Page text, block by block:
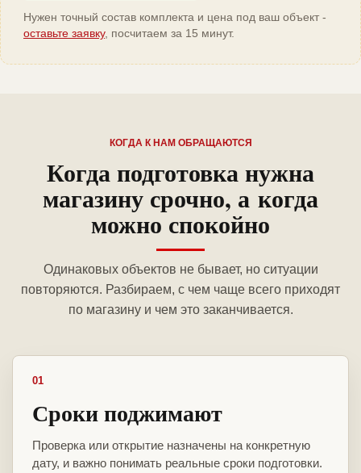
Нужен точный состав комплекта и цена под ваш объект -
оставьте заявку, посчитаем за 15 минут.
КОГДА К НАМ ОБРАЩАЮТСЯ
Когда подготовка нужна
магазину срочно, а когда
можно спокойно
Одинаковых объектов не бывает, но ситуации
повторяются. Разбираем, с чем чаще всего приходят
по магазину и чем это заканчивается.
01
Сроки поджимают
Проверка или открытие назначены на конкретную
дату, и важно понимать реальные сроки подготовки.